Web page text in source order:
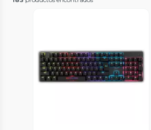
Vista Previa